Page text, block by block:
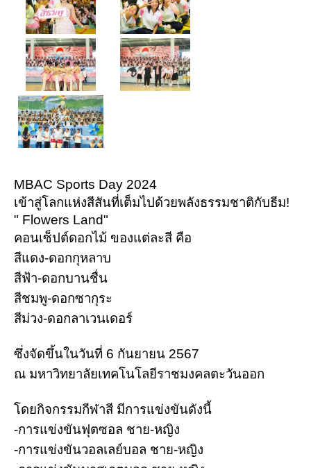
MBAC Sports Day 2024
เข้าสู่โลกแห่งสีสันที่เต็มไปด้วยพลังธรรมชาติกับธีม!
" Flowers Land"
คอนเซ็ปต์ดอกไม้ ของแต่ละสี คือ
สีแดง-ดอกกุหลาบ
สีฟ้า-ดอกบานชื่น
สีชมพู-ดอกซากุระ
สีม่วง-ดอกลาเวนเดอร์
ซึ่งจัดขึ้นในวันที่ 6 กันยายน 2567
ณ มหาวิทยาลัยเทคโนโลยีราชมงคลตะวันออก
โดยกิจกรรมกีฬาสี มีการแข่งขันดังนี้
-การแข่งขันฟุตซอล ชาย-หญิง
-การแข่งขันวอลเลย์บอล ชาย-หญิง